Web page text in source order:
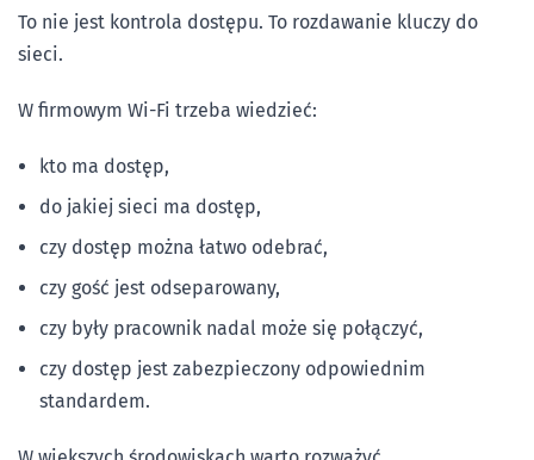
To nie jest kontrola dostępu. To rozdawanie kluczy do
sieci.
W firmowym Wi-Fi trzeba wiedzieć:
kto ma dostęp,
do jakiej sieci ma dostęp,
czy dostęp można łatwo odebrać,
czy gość jest odseparowany,
czy były pracownik nadal może się połączyć,
czy dostęp jest zabezpieczony odpowiednim
standardem.